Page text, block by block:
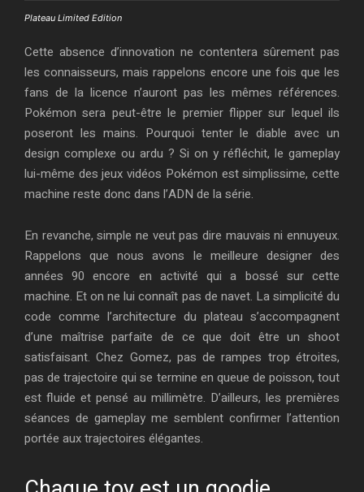
Plateau Limited Edition
Cette absence d’innovation ne contentera sûrement pas
les connaisseurs, mais rappelons encore une fois que les
fans de la licence n’auront pas les mêmes références.
Pokémon sera peut-être le premier flipper sur lequel ils
poseront les mains. Pourquoi tenter le diable avec un
design complexe ou ardu ? Si on y réfléchit, le gameplay
lui-même des jeux vidéos Pokémon est simplissime, cette
machine reste donc dans l’ADN de la série.
En revanche, simple ne veut pas dire mauvais ni ennuyeux.
Rappelons que nous avons le meilleure designer des
années 90 encore en activité qui a bossé sur cette
machine. Et on ne lui connaît pas de navet. La simplicité du
code comme l’architecture du plateau s’accompagnent
d’une maîtrise parfaite de ce que doit être un shoot
satisfaisant. Chez Gomez, pas de rampes trop étroites,
pas de trajectoire qui se termine en queue de poisson, tout
est fluide et pensé au millimètre. D’ailleurs, les premières
séances de gameplay me semblent confirmer l’attention
portée aux trajectoires élégantes.